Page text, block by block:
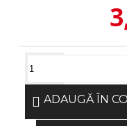
ADAUGĂ ÎN